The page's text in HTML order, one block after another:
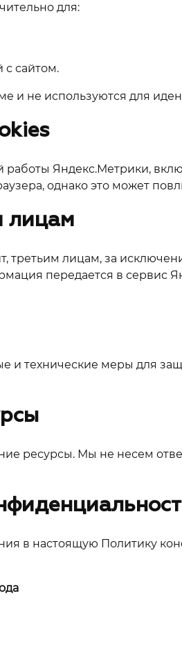
для:
с сайтом.
и не используются для
работы Яндекс.Метрики,
однако это может
лицам
лицам, за
передается в сервис
технические меры для
ресурсы. Мы не несем
в настоящую Политику